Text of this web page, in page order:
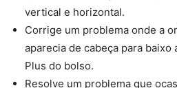
vertical e horizontal.
Corrige um problema onde a
aparecia de cabeça para
Plus do bolso.
Resolve um problema que